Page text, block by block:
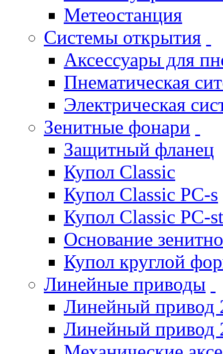
Метеостанция
Системы открытия
Аксессуары для
Пнематическая
Электрическая
Зенитные фонари
Защитный фланец
Купол Classic
Купол Classic PC-s
Купол Classic PC-st
Основание
Купол круглой
Линейные приводы
Линейный привод
Линейный привод